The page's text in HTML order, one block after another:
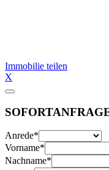
Immobilie teilen
X
Anrede*
Vorname*
Nachname*